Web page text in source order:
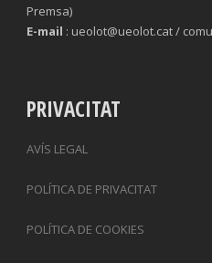
Premsa)
E-mail : ueolot@ueolot.cat /
PRIVACITAT
AVÍS LEGAL
POLÍTICA DE PRIVACITAT
POLÍTICA DE COOKIES